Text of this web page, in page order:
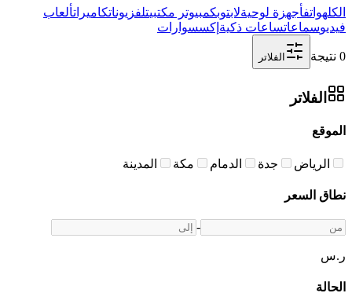
الكلهواتفأجهزة لوحيةلابتوبكمبيوتر مكتبيتلفزيوناتكاميراتألعاب
فيديوسماعاتساعات ذكية إكسسوارات
0 نتيجة الفلاتر
الفلاتر
الموقع
الرياض جدة الدمام مكة المدينة
نطاق السعر
-
ر.س
الحالة